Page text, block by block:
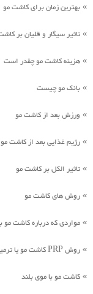
» بهترین زمان برای کاشت مو
» تاثیر سیگار و قلیان بر
» هزینه کاشت مو چقدر است
» بانک مو چیست
» ورزش بعد از کاشت مو
» رژیم غذایی بعد از کاشت مو
» تاثیر الکل بر کاشت مو
» روش های کاشت مو
» مواردی که درباره کاشت مو
» روش PRP کاشت مو یا ترمیم مو؟
» کاشت مو با موی بلند